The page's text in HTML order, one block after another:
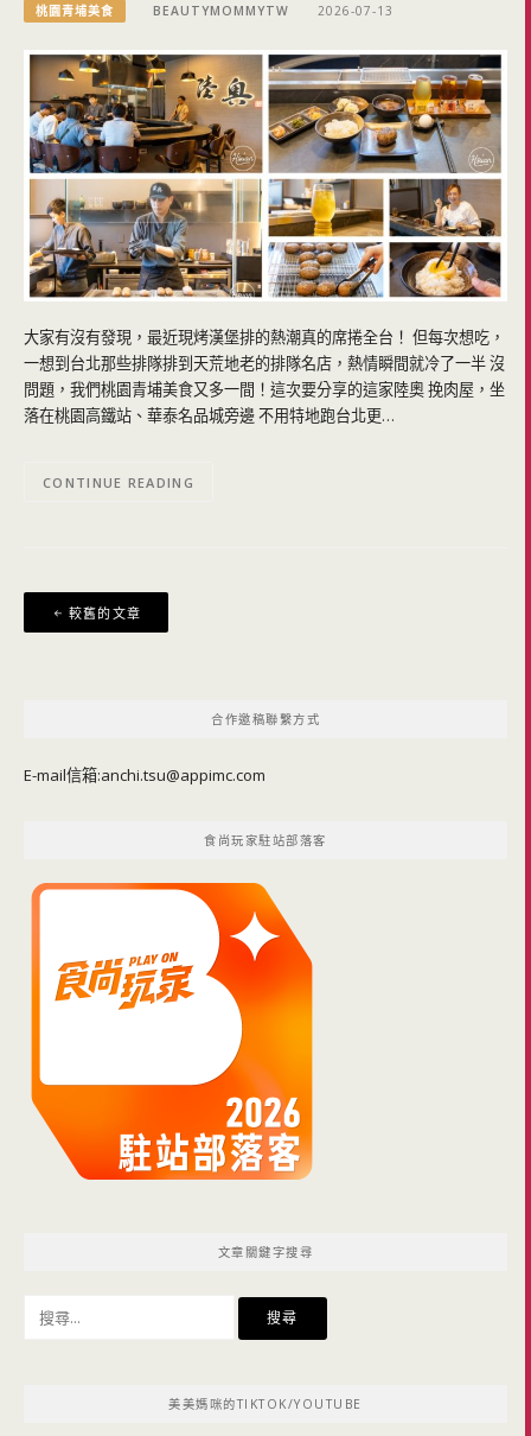
桃園青埔美食 BEAUTYMOMMYTW 2026-07-13
大家有沒有發現，最近現烤漢堡排的熱潮真的席捲全台！ 但每次想吃，
一想到台北那些排隊排到天荒地老的排隊名店，熱情瞬間就冷了一半 沒
問題，我們桃園青埔美食又多一間！這次要分享的這家陸奧 挽肉屋，坐
落在桃園高鐵站、華泰名品城旁邊 不用特地跑台北更…
CONTINUE READING
文
章
較舊的文章
合作邀稿聯繫方式
E-mail信箱:anchi.tsu@appimc.com
食尚玩家駐站部落客
文章關鍵字搜尋
美美媽咪的TIKTOK/YOUTUBE